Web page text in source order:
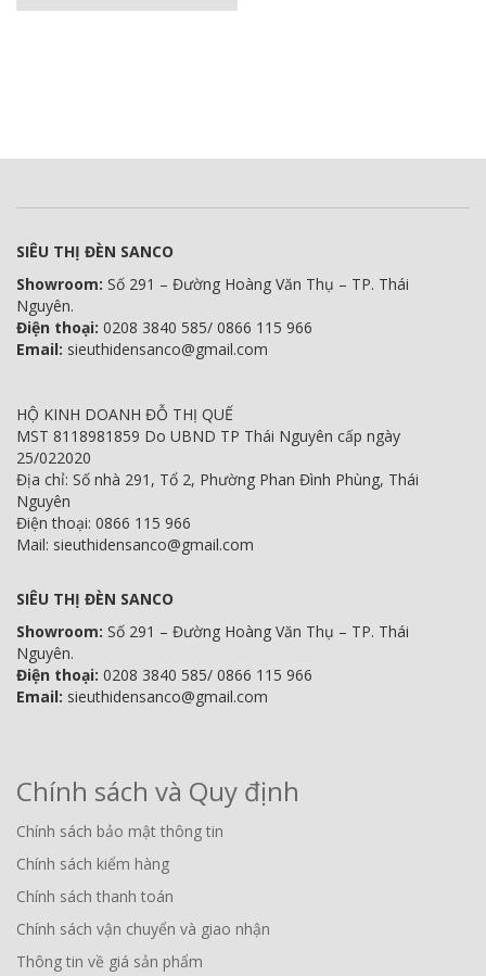
SIÊU THỊ ĐÈN SANCO
Showroom: Số 291 – Đường Hoàng Văn Thụ – TP. Thái
Nguyên.
Điện thoại: 0208 3840 585/ 0866 115 966
Email: sieuthidensanco@gmail.com
HỘ KINH DOANH ĐỖ THỊ QUẾ
MST 8118981859 Do UBND TP Thái Nguyên cấp ngày
25/022020
Địa chỉ: Số nhà 291, Tổ 2, Phường Phan Đình Phùng, Thái
Nguyên
Điện thoại: 0866 115 966
Mail: sieuthidensanco@gmail.com
SIÊU THỊ ĐÈN SANCO
Showroom: Số 291 – Đường Hoàng Văn Thụ – TP. Thái
Nguyên.
Điện thoại: 0208 3840 585/ 0866 115 966
Email: sieuthidensanco@gmail.com
Chính sách và Quy định
Chính sách bảo mật thông tin
Chính sách kiểm hàng
Chính sách thanh toán
Chính sách vận chuyển và giao nhận
Thông tin về giá sản phẩm